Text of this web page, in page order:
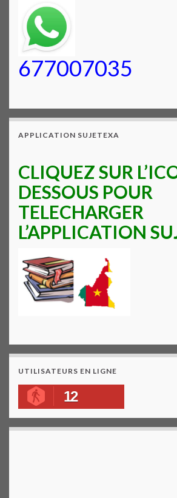
677007035
APPLICATION SUJETEXA
CLIQUEZ SUR
DESSOUS POUR
TELECHARGER
L’APPLICATION
UTILISATEURS EN LIGNE
12